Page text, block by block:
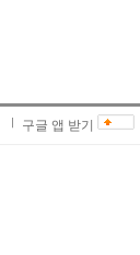
구글 앱 받기